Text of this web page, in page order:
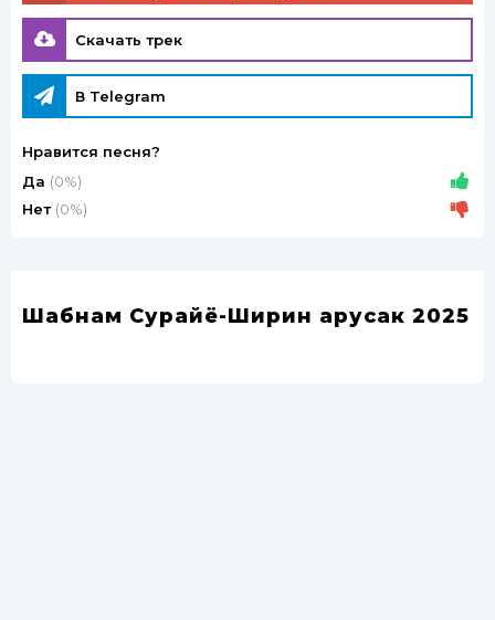
Скачать трек
В Telegram
Нравится песня?
Да (0%)
Нет (0%)
Шабнам Сурайё-Ширин арусак 2025